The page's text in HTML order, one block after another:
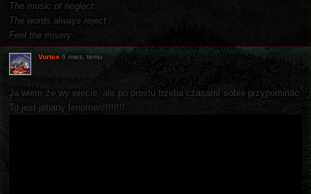
The music of neglect
The words always reject
Feel the misery
Vortex 6 mies. temu
Ja wiem że wy wiecie, ale po prostu trzeba czasami sobie przypominać.
To jest jebany fenomen!!!!!!!!